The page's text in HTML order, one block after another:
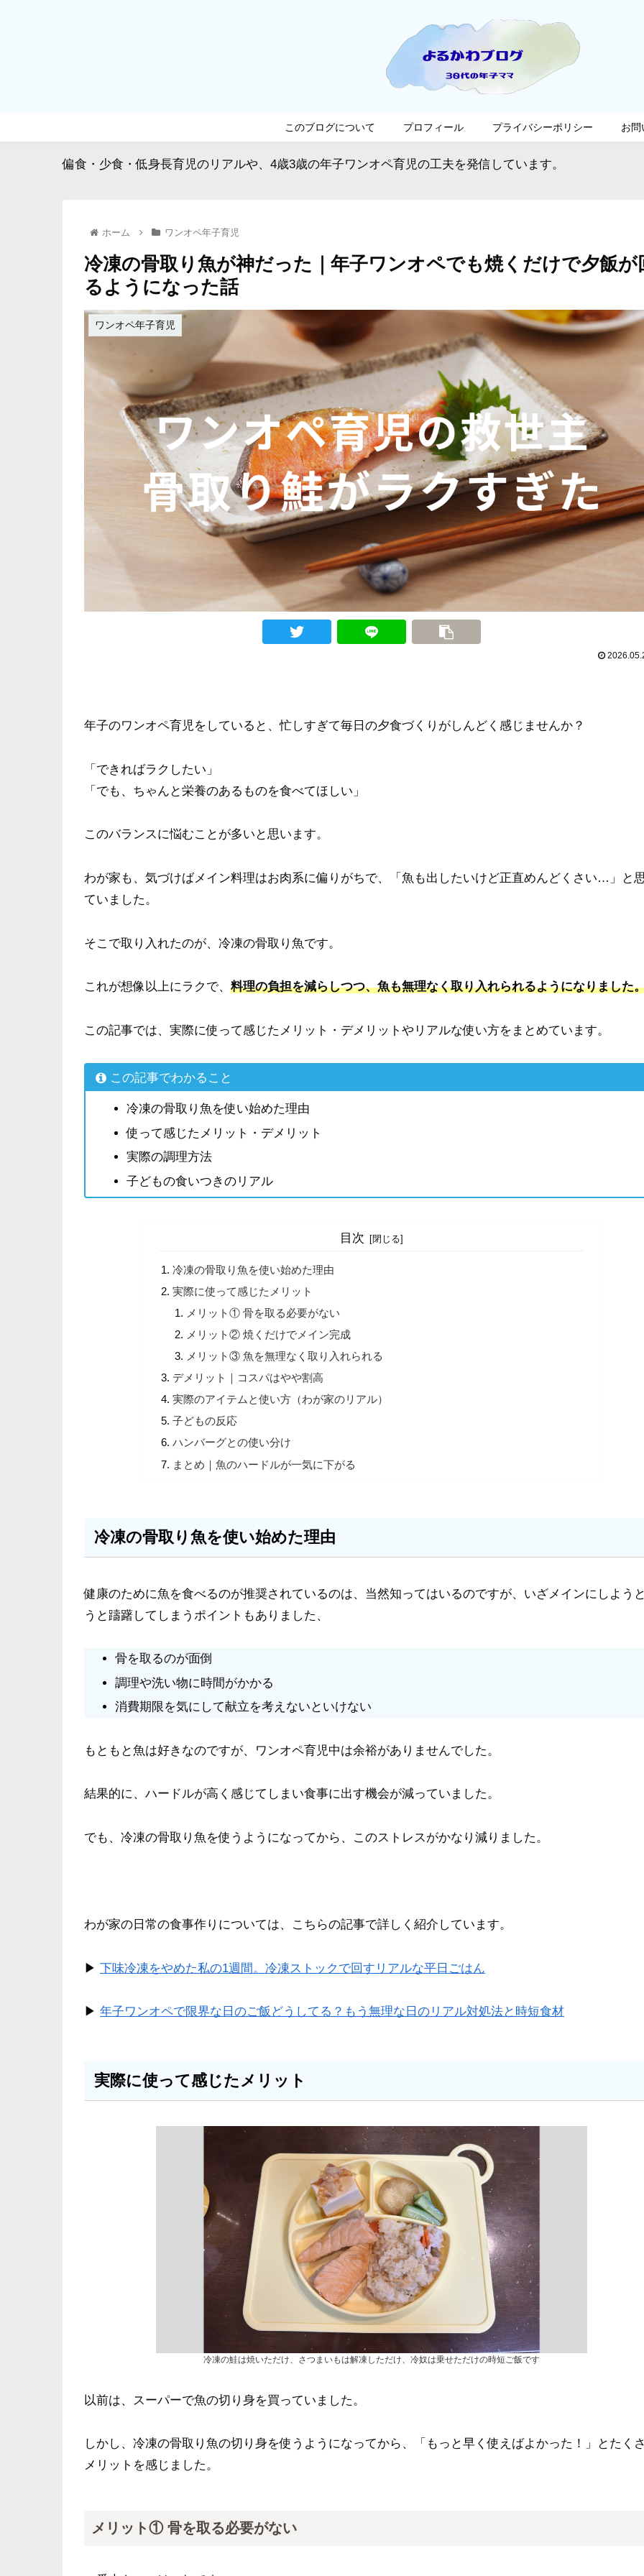
このブログについて プロフィール プライバシーポリシー お問
偏食・少食・低身長育児のリアルや、4歳3歳の年子ワンオペ育児の工夫を発信しています。
ホーム ワンオペ年子育児
冷凍の骨取り魚が神だった｜年子ワンオペでも焼くだけで夕飯が
るようになった話
ワンオペ年子育児
年子のワンオペ育児をしていると、忙しすぎて毎日の夕食づくりがしんどく感じませんか？
「できればラクしたい」
「でも、ちゃんと栄養のあるものを食べてほしい」
このバランスに悩むことが多いと思います。
わが家も、気づけばメイン料理はお肉系に偏りがちで、「魚も出したいけど正直めんどくさい…」と
ていました。
そこで取り入れたのが、冷凍の骨取り魚です。
これが想像以上にラクで、 料理の負担を減らしつつ、魚も無理なく取り入れられるようになりました
この記事では、実際に使って感じたメリット・デメリットやリアルな使い方をまとめています。
この記事でわかること
冷凍の骨取り魚を使い始めた理由
使って感じたメリット・デメリット
実際の調理方法
子どもの食いつきのリアル
目次
冷凍の骨取り魚を使い始めた理由
実際に使って感じたメリット
メリット① 骨を取る必要がない
メリット② 焼くだけでメイン完成
メリット③ 魚を無理なく取り入れられる
デメリット｜コスパはやや割高
実際のアイテムと使い方（わが家のリアル）
子どもの反応
ハンバーグとの使い分け
まとめ｜魚のハードルが一気に下がる
冷凍の骨取り魚を使い始めた理由
健康のために魚を食べるのが推奨されているのは、当然知ってはいるのですが、いざメインにしよう
うと躊躇してしまうポイントもありました、
骨を取るのが面倒
調理や洗い物に時間がかかる
消費期限を気にして献立を考えないといけない
もともと魚は好きなのですが、ワンオペ育児中は余裕がありませんでした。
結果的に、ハードルが高く感じてしまい食事に出す機会が減っていました。
でも、冷凍の骨取り魚を使うようになってから、このストレスがかなり減りました。
わが家の日常の食事作りについては、こちらの記事で詳しく紹介しています。
▶︎ 下味冷凍をやめた私の1週間。冷凍ストックで回すリアルな平日ごはん
▶︎ 年子ワンオペで限界な日のご飯どうしてる？もう無理な日のリアル対処法と時短食材
実際に使って感じたメリット
冷凍の鮭は焼いただけ、さつまいもは解凍しただけ、冷奴は乗せただけの時短ご飯です
以前は、スーパーで魚の切り身を買っていました。
しかし、冷凍の骨取り魚の切り身を使うようになってから、「もっと早く使えばよかった！」とたく
メリットを感じました。
メリット① 骨を取る必要がない